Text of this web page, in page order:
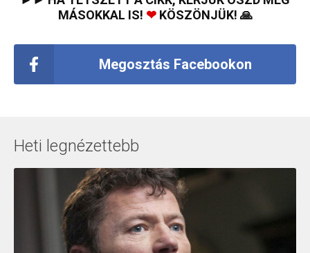
MÁSOKKAL IS! ❤KÖSZÖNJÜK! 🙏
Megosztás Facebookon
Heti legnézettebb